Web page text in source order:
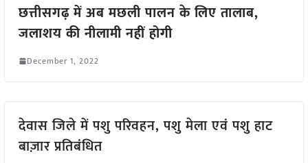
छत्तीसगढ़ में अब मछली पालन के लिए तालाब,
जलाशय की नीलामी नहीं होगी
December 1, 2022
देवास जिले में पशु परिवहन, पशु मेला एवं पशु हाट
बाज़ार प्रतिबंधित